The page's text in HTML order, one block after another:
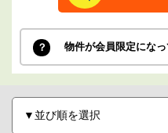
物件が会員限定にな